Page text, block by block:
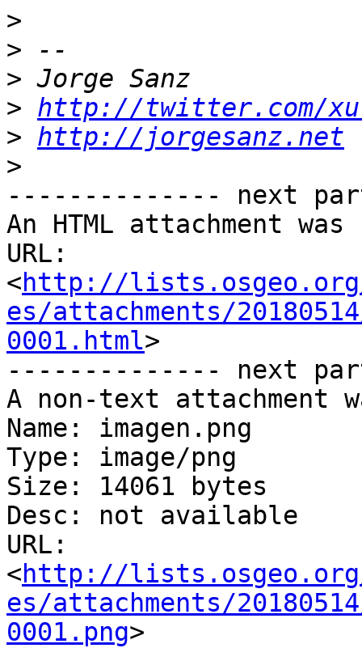
>
>
>
> http://twitter.com/
> http://jorgesanz.net
>
-------------- next
An HTML attachment
URL:
<http://
es/attachments/
0001.html>
-------------- next
A non-text attachment
Name: imagen.png
Type: image/png
Size: 14061 bytes
Desc: not available
URL:
<http://
es/attachments/
0001.png